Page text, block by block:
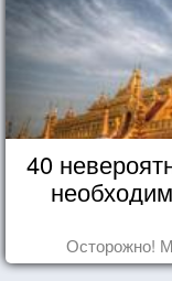
40
Осторожно!